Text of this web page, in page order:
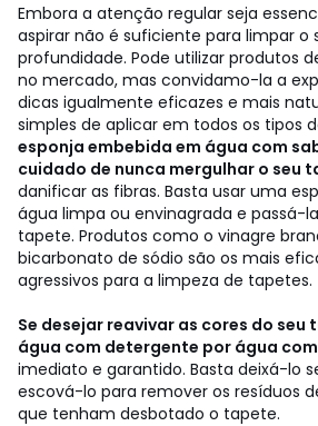
Embora a atenção regular seja
aspirar não é suficiente para limpar o
profundidade. Pode utilizar produtos
no mercado, mas convidamo-la a
dicas igualmente eficazes e mais
simples de aplicar em todos os tipos
esponja embebida em água com
cuidado de nunca mergulhar o seu
danificar as fibras. Basta usar uma
água limpa ou envinagrada e passá-
tapete. Produtos como o vinagre
bicarbonato de sódio são os mais
agressivos para a limpeza de tapetes.
Se desejar reavivar as cores do
água com detergente por água
imediato e garantido. Basta deixá-lo
escová-lo para remover os resíduos
que tenham desbotado o tapete.